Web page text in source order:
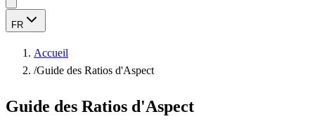
FR
Accueil
/Guide des Ratios d'Aspect
Guide des Ratios d'Aspect